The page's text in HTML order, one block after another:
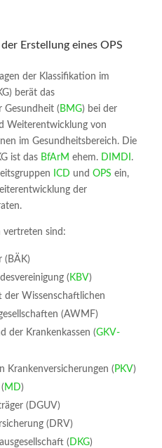
Erstellung eines OPS
der Klassifikation im
berät das
Gesundheit ( BMG) bei der
Weiterentwicklung von
im Gesundheitsbereich. Die
ist das BfArM ehem. DIMDI .
ICD und OPS ein,
der
vertreten sind:
(BÄK)
( KBV)
der Wissenschaftlichen
(AWMF)
der Krankenkassen (GKV-
Krankenversicherungen ( PKV)
MD)
(DGUV)
(DRV)
( DKG)